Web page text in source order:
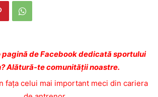
pagină de Facebook dedicată sportului
Alătură-te comunității noastre.